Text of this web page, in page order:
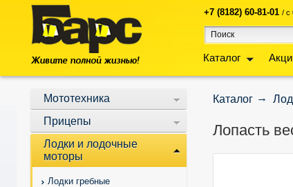
+7 (8182) 60-81-01 / с
Каталог
Мототехника
Прицепы
Лодки и лодочные
моторы
Лодки гребные
Каталог
Лопасть